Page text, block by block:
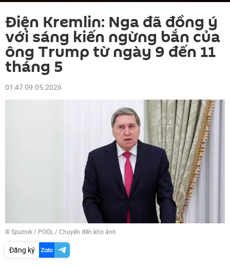
Điện Kremlin: Nga đã đồng ý
với sáng kiến ​​ngừng bắn của
ông Trump từ ngày 9 đến 11
tháng 5
01:47 09.05.2026
© Sputnik / POOL /Chuyển đến kho ảnh
Đăng ký